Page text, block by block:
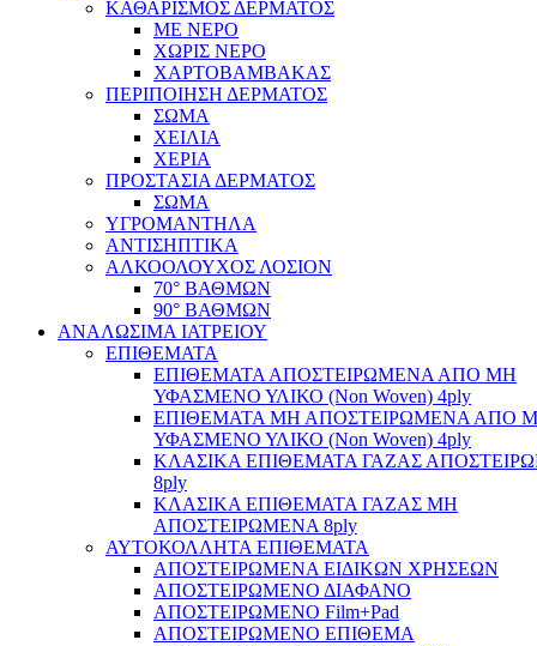
ΚΑΘΑΡΙΣΜΟΣ ΔΕΡΜΑΤΟΣ
ΜΕ ΝΕΡΟ
ΧΩΡΙΣ ΝΕΡΟ
ΧΑΡΤΟΒΑΜΒΑΚΑΣ
ΠΕΡΙΠΟΙΗΣΗ ΔΕΡΜΑΤΟΣ
ΣΩΜΑ
ΧΕΙΛΙΑ
ΧΕΡΙΑ
ΠΡΟΣΤΑΣΙΑ ΔΕΡΜΑΤΟΣ
ΣΩΜΑ
ΥΓΡΟΜΑΝΤΗΛΑ
ΑΝΤΙΣΗΠΤΙΚΑ
ΑΛΚΟΟΛΟΥΧΟΣ ΛΟΣΙΟΝ
70° ΒΑΘΜΩΝ
90° ΒΑΘΜΩΝ
ΑΝΑΛΩΣΙΜΑ ΙΑΤΡΕΙΟΥ
ΕΠΙΘΕΜΑΤΑ
ΕΠΙΘΕΜΑΤΑ ΑΠΟΣΤΕΙΡΩΜΕΝΑ ΑΠΟ ΜΗ
ΥΦΑΣΜΕΝΟ ΥΛΙΚΟ (Non Woven) 4ply
ΕΠΙΘΕΜΑΤΑ ΜΗ ΑΠΟΣΤΕΙΡΩΜΕΝΑ ΑΠΟ
ΥΦΑΣΜΕΝΟ ΥΛΙΚΟ (Non Woven) 4ply
ΚΛΑΣΙΚΑ ΕΠΙΘΕΜΑΤΑ ΓΑΖΑΣ
8ply
ΚΛΑΣΙΚΑ ΕΠΙΘΕΜΑΤΑ ΓΑΖΑΣ ΜΗ
ΑΠΟΣΤΕΙΡΩΜΕΝΑ 8ply
ΑΥΤΟΚΟΛΛΗΤΑ ΕΠΙΘΕΜΑΤΑ
ΑΠΟΣΤΕΙΡΩΜΕΝΑ ΕΙΔΙΚΩΝ ΧΡΗΣΕΩΝ
ΑΠΟΣΤΕΙΡΩΜΕΝΟ ΔΙΑΦΑΝΟ
ΑΠΟΣΤΕΙΡΩΜΕΝΟ Film+Pad
ΑΠΟΣΤΕΙΡΩΜΕΝΟ ΕΠΙΘΕΜΑ